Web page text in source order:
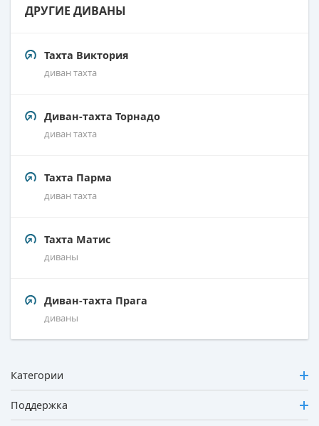
ДРУГИЕ ДИВАНЫ
Тахта Виктория
диван тахта
Диван-тахта Торнадо
диван тахта
Тахта Парма
диван тахта
Тахта Матис
диваны
Диван-тахта Прага
диваны
Категории
Поддержка